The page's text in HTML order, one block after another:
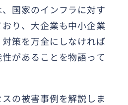
国家のインフラに対す
り、大企業も中小企業
策を万全にしなければ
があることを物語って
の被害事例を解説しま